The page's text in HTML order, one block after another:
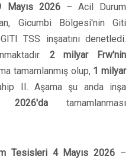
Mayıs 2026– Acil Durum
Gicumbi Bölgesi'nin Giti
TSS inşaatını denetledi.
2 milyar Frw'nin
tamamlanmış olup, 1 milyar
II. Aşama şu anda inşa
2026'da tamamlanması
Tesisleri 4 Mayıs 2026 –